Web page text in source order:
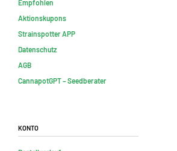
Empfohlen
Aktionskupons
Strainspotter APP
Datenschutz
AGB
CannapotGPT – Seedberater
Konto